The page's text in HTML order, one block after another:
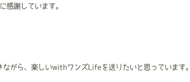
感謝しています。
がら、楽しいwithワンズLifeを送りたいと思っています。